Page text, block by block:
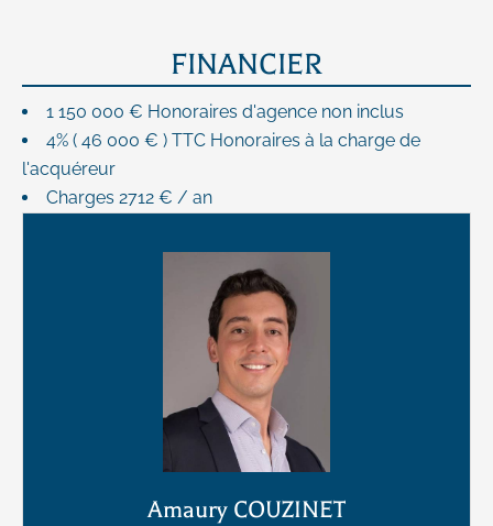
FINANCIER
1 150 000 € Honoraires d'agence non inclus
4% ( 46 000 € ) TTC Honoraires à la charge de
l'acquéreur
Charges 2712 € / an
Amaury COUZINET